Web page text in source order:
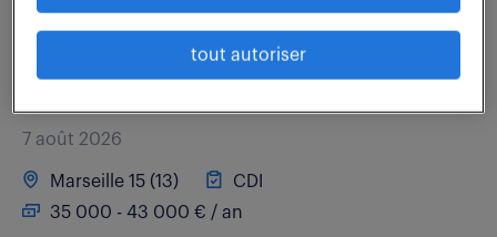
administrateur systèmes et
réseaux / support confirmé - cdi
client final(f/h)
7 août 2026
Marseille 15 (13)
CDI
35 000 - 43 000 € / an
tout autoriser